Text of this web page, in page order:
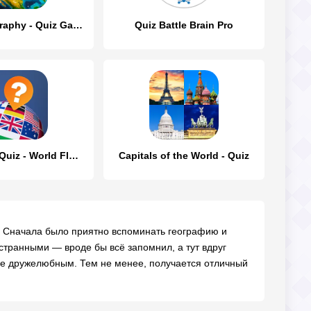
World Geography - Quiz Game Quiz Battle Brain Pro
Geography Quiz - World Flags 1 Capitals of the World - Quiz
было приятно вспоминать географию и
— вроде бы всё запомнил, а тут вдруг
дружелюбным. Тем не менее, получается отличный